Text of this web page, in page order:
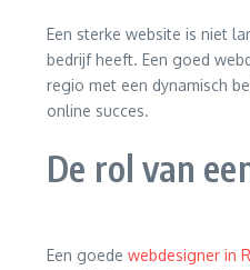
Een sterke website is niet
bedrijf heeft. Een goed
regio met een dynamisch
online succes.
De rol van
Een goede webdesigner in